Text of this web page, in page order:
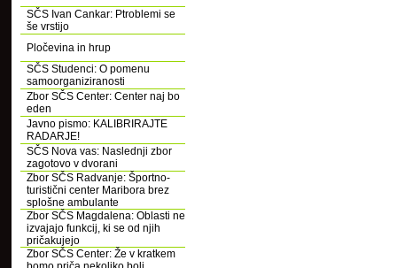
SČS Ivan Cankar: Ptroblemi se
še vrstijo
Pločevina in hrup
SČS Studenci: O pomenu
samoorganiziranosti
Zbor SČS Center: Center naj bo
eden
Javno pismo: KALIBRIRAJTE
RADARJE!
SČS Nova vas: Naslednji zbor
zagotovo v dvorani
Zbor SČS Radvanje: Športno-
turistični center Maribora brez
splošne ambulante
Zbor SČS Magdalena: Oblasti ne
izvajajo funkcij, ki se od njih
pričakujejo
Zbor SČS Center: Že v kratkem